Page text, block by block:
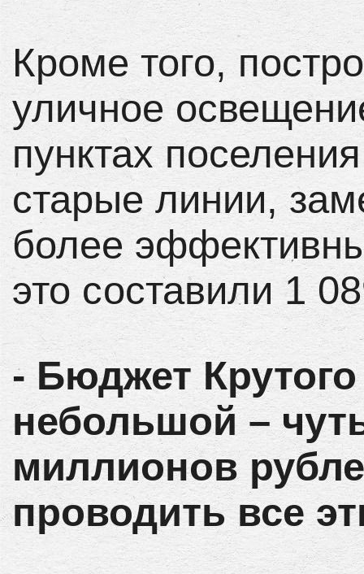
Кроме того,
уличное
пунктах
старые линии,
более
это составили 1
- Бюджет
небольшой –
миллионов
проводить все